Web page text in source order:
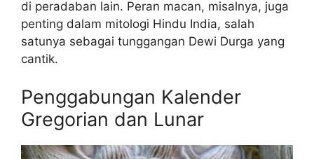
di peradaban lain. Peran macan, misalnya, juga
penting dalam mitologi Hindu India, salah
satunya sebagai tunggangan Dewi Durga yang
cantik.
Penggabungan Kalender
Gregorian dan Lunar